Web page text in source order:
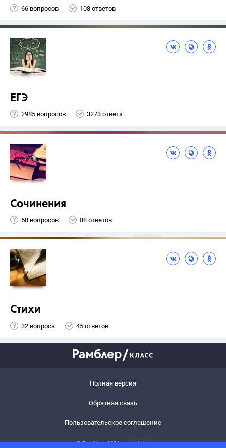
66 вопросов 108 ответов
ЕГЭ
2985 вопросов 3273 ответа
Сочинения
58 вопросов 88 ответов
Стихи
32 вопроса 45 ответов
Полная версия
Обратная связь
Пользовательское соглашение
© Рамблер,2026 6+